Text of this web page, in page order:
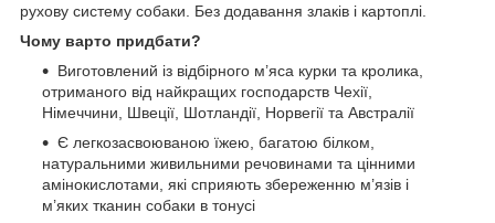
рухову систему собаки. Без додавання злаків і картоплі.
Чому варто придбати?
Виготовлений із відбірного м’яса курки та кролика,
отриманого від найкращих господарств Чехії,
Німеччини, Швеції, Шотландії, Норвегії та Австралії
Є легкозасвоюваною їжею, багатою білком,
натуральними живильними речовинами та цінними
амінокислотами, які сприяють збереженню м’язів і
м’яких тканин собаки в тонусі